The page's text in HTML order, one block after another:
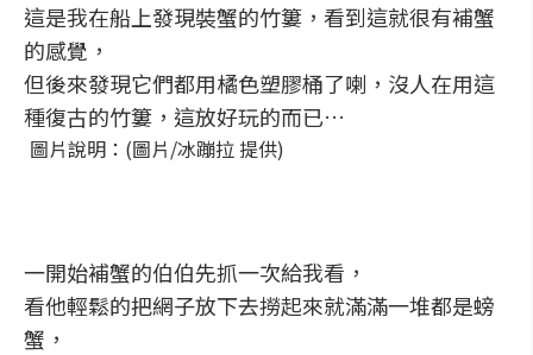
這是我在船上發現裝蟹的竹簍，看到這就很有補蟹
的感覺，
但後來發現它們都用橘色塑膠桶了喇，沒人在用這
種復古的竹簍，這放好玩的而已…
圖片說明：(圖片/冰蹦拉 提供)
一開始補蟹的伯伯先抓一次給我看，
看他輕鬆的把網子放下去撈起來就滿滿一堆都是螃
蟹，